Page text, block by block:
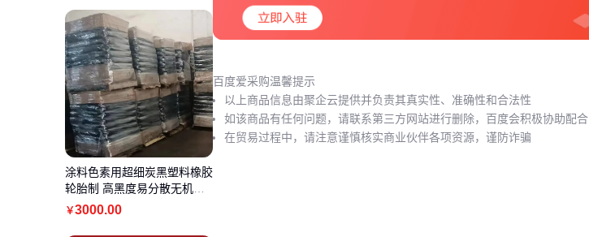
涂料色素用超细炭黑塑料橡胶
轮胎制 高黑度易分散无机颜
料
￥3000.00
百度爱采购温馨提示
以上商品信息由聚企云提供并负责其真实性、准确性和合法性
如该商品有任何问题，请联系第三方网站进行删除，百度会积极协助配合
在贸易过程中，请注意谨慎核实商业伙伴各项资源，谨防诈骗